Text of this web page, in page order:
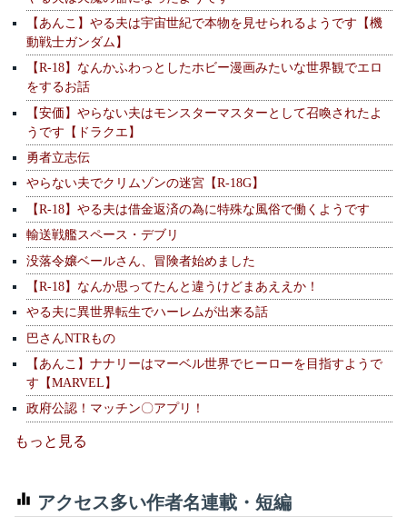
【あんこ】やる夫は宇宙世紀で本物を見せられるようです【機
動戦士ガンダム】
【R-18】なんかふわっとしたホビー漫画みたいな世界観でエロ
をするお話
【安価】やらない夫はモンスターマスターとして召喚されたよ
うです【ドラクエ】
勇者立志伝
やらない夫でクリムゾンの迷宮【R-18G】
【R-18】やる夫は借金返済の為に特殊な風俗で働くようです
輸送戦艦スペース・デブリ
没落令嬢ベールさん、冒険者始めました
【R-18】なんか思ってたんと違うけどまあええか！
やる夫に異世界転生でハーレムが出来る話
巴さんNTRもの
【あんこ】ナナリーはマーベル世界でヒーローを目指すようで
す【MARVEL】
政府公認！マッチン〇アプリ！
もっと見る
アクセス多い作者名連載・短編